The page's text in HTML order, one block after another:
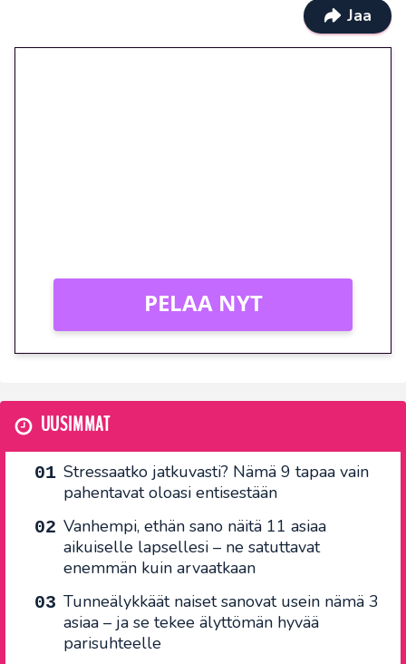
Jaa
PELAA NYT
UUSIMMAT
Stressaatko jatkuvasti? Nämä 9 tapaa vain
pahentavat oloasi entisestään
Vanhempi, ethän sano näitä 11 asiaa
aikuiselle lapsellesi – ne satuttavat
enemmän kuin arvaatkaan
Tunneälykkäät naiset sanovat usein nämä 3
asiaa – ja se tekee älyttömän hyvää
parisuhteelle